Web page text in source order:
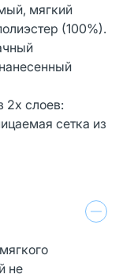
мягкий
(100%).
2х слоев:
сетка из
не